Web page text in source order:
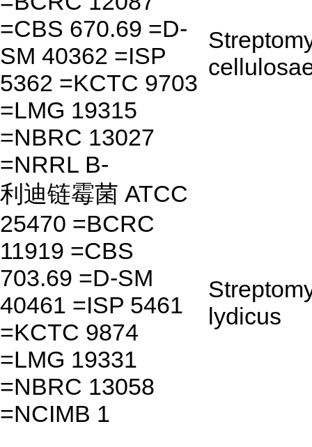
=CBS 670.69 =D-
SM 40362 =ISP
5362 =KCTC 9703
=LMG 19315
=NBRC 13027
=NRRL B-
利迪链霉菌 ATCC
25470 =BCRC
11919 =CBS
703.69 =D-SM
40461 =ISP 5461
=KCTC 9874
=LMG 19331
=NBRC 13058
=NCIMB 1
lydicus